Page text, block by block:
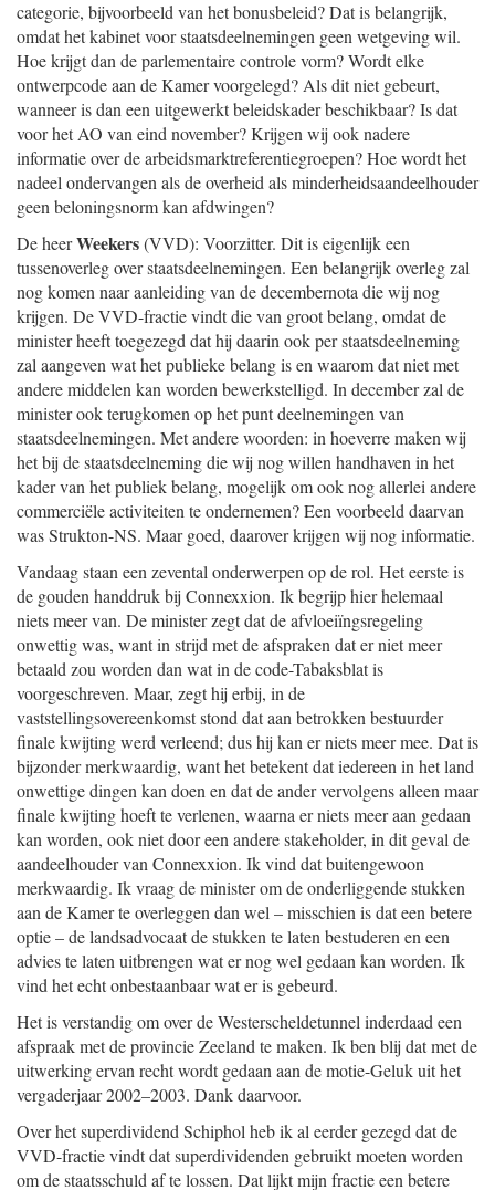
categorie, bijvoorbeeld van het bonusbeleid? Dat is belangrijk,
omdat het kabinet voor staatsdeelnemingen geen wetgeving wil.
Hoe krijgt dan de parlementaire controle vorm? Wordt elke
ontwerpcode aan de Kamer voorgelegd? Als dit niet gebeurt,
wanneer is dan een uitgewerkt beleidskader beschikbaar? Is dat
voor het AO van eind november? Krijgen wij ook nadere
informatie over de arbeidsmarktreferentiegroepen? Hoe wordt het
nadeel ondervangen als de overheid als minderheidsaandeelhouder
geen beloningsnorm kan afdwingen?
De heerWeekers(VVD): Voorzitter. Dit is eigenlijk een
tussenoverleg over staatsdeelnemingen. Een belangrijk overleg zal
nog komen naar aanleiding van de decembernota die wij nog
krijgen. De VVD-fractie vindt die van groot belang, omdat de
minister heeft toegezegd dat hij daarin ook per staatsdeelneming
zal aangeven wat het publieke belang is en waarom dat niet met
andere middelen kan worden bewerkstelligd. In december zal de
minister ook terugkomen op het punt deelnemingen van
staatsdeelnemingen. Met andere woorden: in hoeverre maken wij
het bij de staatsdeelneming die wij nog willen handhaven in het
kader van het publiek belang, mogelijk om ook nog allerlei andere
commerciële activiteiten te ondernemen? Een voorbeeld daarvan
was Strukton-NS. Maar goed, daarover krijgen wij nog informatie.
Vandaag staan een zevental onderwerpen op de rol. Het eerste is
de gouden handdruk bij Connexxion. Ik begrijp hier helemaal
niets meer van. De minister zegt dat de afvloeiïngsregeling
onwettig was, want in strijd met de afspraken dat er niet meer
betaald zou worden dan wat in de code-Tabaksblat is
voorgeschreven. Maar, zegt hij erbij, in de
vaststellingsovereenkomst stond dat aan betrokken bestuurder
finale kwijting werd verleend; dus hij kan er niets meer mee. Dat is
bijzonder merkwaardig, want het betekent dat iedereen in het land
onwettige dingen kan doen en dat de ander vervolgens alleen maar
finale kwijting hoeft te verlenen, waarna er niets meer aan gedaan
kan worden, ook niet door een andere stakeholder, in dit geval de
aandeelhouder van Connexxion. Ik vind dat buitengewoon
merkwaardig. Ik vraag de minister om de onderliggende stukken
aan de Kamer te overleggen dan wel – misschien is dat een betere
optie – de landsadvocaat de stukken te laten bestuderen en een
advies te laten uitbrengen wat er nog wel gedaan kan worden. Ik
vind het echt onbestaanbaar wat er is gebeurd.
Het is verstandig om over de Westerscheldetunnel inderdaad een
afspraak met de provincie Zeeland te maken. Ik ben blij dat met de
uitwerking ervan recht wordt gedaan aan de motie-Geluk uit het
vergaderjaar 2002–2003. Dank daarvoor.
Over het superdividend Schiphol heb ik al eerder gezegd dat de
VVD-fractie vindt dat superdividenden gebruikt moeten worden
om de staatsschuld af te lossen. Dat lijkt mijn fractie een betere